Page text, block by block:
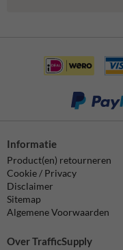
Informatie
Product(en) retourneren
Cookie / Privacy
Disclaimer
Sitemap
Algemene Voorwaarden
Over TrafficSupply